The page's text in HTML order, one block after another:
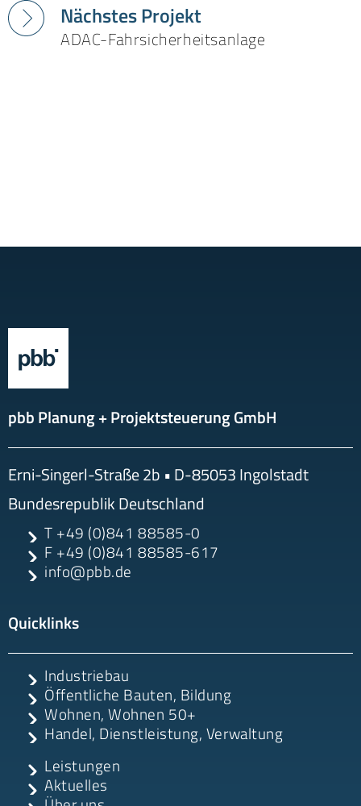
Nächstes Projekt
ADAC-Fahrsicherheitsanlage
pbb Planung + Projektsteuerung GmbH
Erni-Singerl-Straße 2b • D-85053Ingolstadt
Bundesrepublik Deutschland
T +49 (0)841 88585-0
F +49 (0)841 88585-617
info@pbb.de
Quicklinks
Industriebau
Öffentliche Bauten, Bildung
Wohnen, Wohnen 50+
Handel, Dienstleistung, Verwaltung
Leistungen
Aktuelles